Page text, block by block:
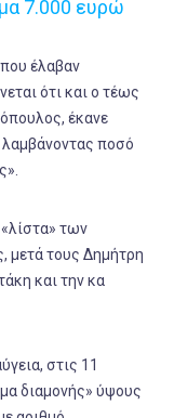
7.000 ευρώ
έλαβαν
ότι και ο τέως
έκανε
ποσό
των
μετά τους Δημήτρη
και την κα
στις 11
διαμονής» ύψους